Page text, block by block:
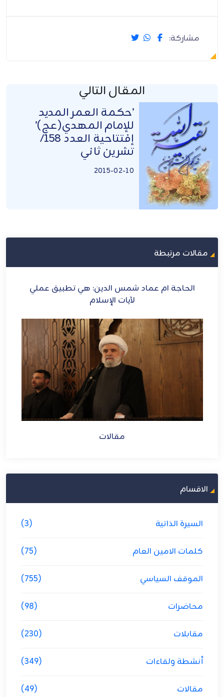
مشاركة:
المقال التالي
’حكمة العمر المديد
للإمام المهدي(عج)’
إفتتاحية العدد 158/
تشرين ثاني
2015-02-10
مقالات مرتبطة
الحاجة ام عماد شمس الدين: هي تطبيق عملي
لآيات الإسلام
مقالات
الاقسام
السيرة الذاتية (3)
كلمات الامين العام (75)
الموقف السياسي (755)
محاضرات (98)
مقابلات (230)
أنشطة ولقاءات (349)
مقالات (49)